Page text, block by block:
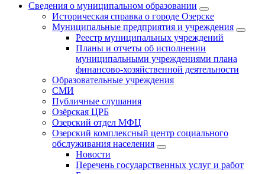
Сведения о муниципальном образовании
Историческая справка о городе Озерске
Муниципальные предприятия и учреждения
Реестр муниципальных учреждений
Планы и отчеты об исполнении
муниципальными учреждениями плана
финансово-хозяйственной деятельности
Образовательные учреждения
СМИ
Публичные слушания
Озёрская ЦРБ
Озерский отдел МФЦ
Озерский комплексный центр социального
обслуживания населения
Новости
Перечень государственных услуг и работ